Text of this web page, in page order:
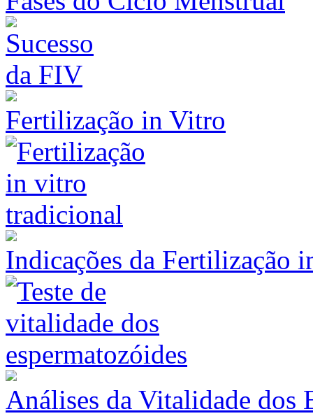
Fertilização in Vitro
Indicações da Fertilização
Análises da Vitalidade dos